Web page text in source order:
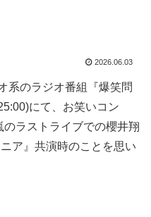
2026.06.03
系のラジオ番組『爆笑問
にて、お笑いコン
ラストライブでの櫻井翔
ア』共演時のことを思い